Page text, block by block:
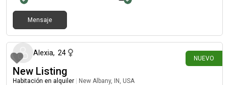
Mensaje
NUEVO
Alexia, 24
New Listing
Habitación en alquiler New Albany, IN, USA